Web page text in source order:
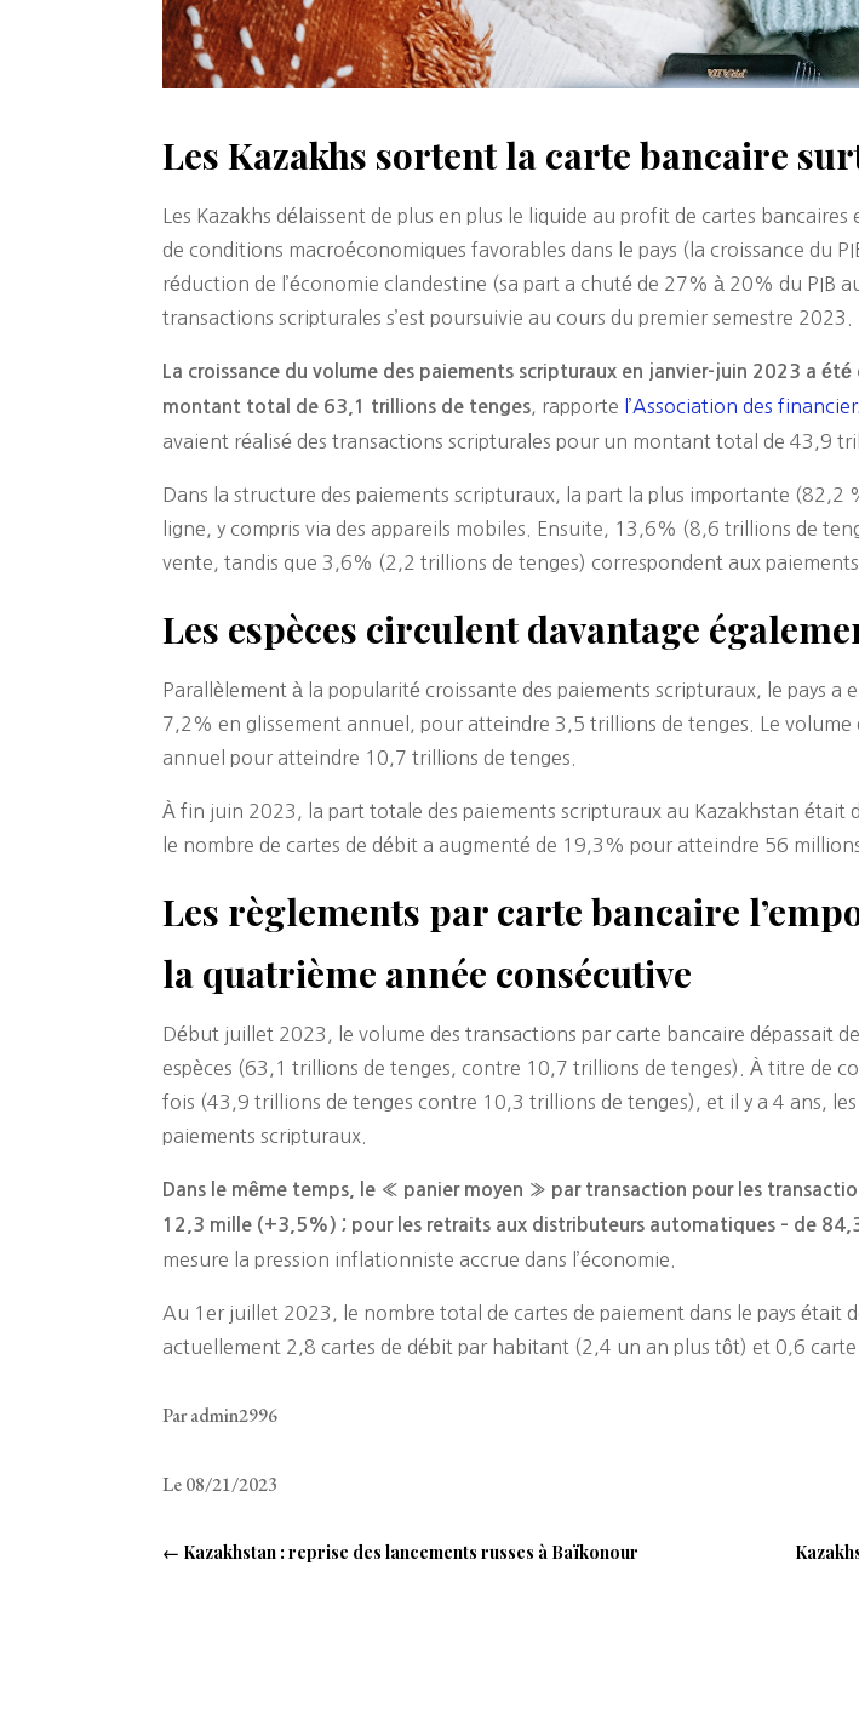
Les Kazakhs sortent la carte bancaire
Les Kazakhs délaissent de plus en plus le liquide au profit de cartes
de conditions macroéconomiques favorables dans le pays (la croissance du
réduction de l’économie clandestine (sa part a chuté de 27% à 20% du PIB
transactions scripturales s’est poursuivie au cours du premier semestre 2023.
La croissance du volume des paiements scripturaux en janvier-juin 2023 a
montant total de 63,1 trillions de tenges , rapporte l’Association des
avaient réalisé des transactions scripturales pour un montant total de 43,9
Dans la structure des paiements scripturaux, la part la plus importante
ligne, y compris via des appareils mobiles. Ensuite, 13,6% (8,6 trillions de
vente, tandis que 3,6% (2,2 trillions de tenges) correspondent aux paiements
Les espèces circulent davantage
Parallèlement à la popularité croissante des paiements scripturaux, le pays
7,2% en glissement annuel, pour atteindre 3,5 trillions de tenges. Le
annuel pour atteindre 10,7 trillions de tenges.
À fin juin 2023, la part totale des paiements scripturaux au Kazakhstan
le nombre de cartes de débit a augmenté de 19,3% pour atteindre 56
Les règlements par carte bancaire
la quatrième année consécutive
Début juillet 2023, le volume des transactions par carte bancaire dépassait
espèces (63,1 trillions de tenges, contre 10,7 trillions de tenges). À titre de
fois (43,9 trillions de tenges contre 10,3 trillions de tenges), et il y a 4 ans,
paiements scripturaux.
Dans le même temps, le « panier moyen » par transaction pour les
12,3 mille (+3,5%) ; pour les retraits aux distributeurs automatiques – de
mesure la pression inflationniste accrue dans l’économie.
Au 1er juillet 2023, le nombre total de cartes de paiement dans le pays
actuellement 2,8 cartes de débit par habitant (2,4 un an plus tôt) et 0,6 carte
Par admin2996
Le 08/21/2023
← Kazakhstan : reprise des lancements russes à Baïkonour